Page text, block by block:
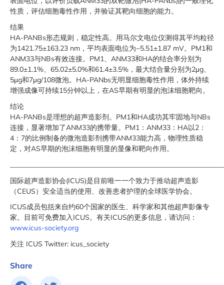
Share
性质，评估细胞毒性作用，并验证其靶向细胞的能力。
结果
HA-PANBs形态规则，稳定性高。用马尔文电位仪测得其平均粒径
为1421.75±163.23 nm，平均表面电位为−5.51±1.87 mV。PM1和
ANM33与NBs有效连接。PM1、ANM33和HA的结合率分别为
89.0±1.1%、65.02±5.0%和61.4±3.5%，最大结合量分别为2μg、
5μg和7μg/108微泡。HA-PANbs无明显细胞毒性作用，体外持续
增强成像可持续15分钟以上，在AS早期有明显的泡沫细胞靶向。
结论
HA-PANBs是理想的超声造影剂。PM1和HA成功其牢固地与NBs
连接，显著增加了ANM33的携带量。PM1：ANM33：HA以2：
4：7的比例制备的微泡造影剂携带ANM33能力高，物理性质稳
定，对AS早期的泡沫细胞有明显的显像和靶向作用。
国际超声造影协会(ICUS)是目前唯一一个致力于推动超声造影
（CEUS）安全适当的使用、改善患者护理的全球医学协会。
ICUS成员包括来自约60个国家的医生、科学家和其他超声影像专
家。目前可免费加入ICUS。有关ICUS的更多信息，请访问：
www.icus-society.org
关注 ICUS Twitter: icus_society